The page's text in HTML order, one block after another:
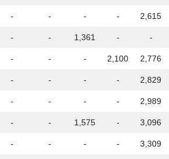
- - - - 2,615
- - 1,361 - -
- - - 2,100 2,776
- - - - 2,829
- - - - 2,989
- - 1,575 - 3,096
- - - - 3,309